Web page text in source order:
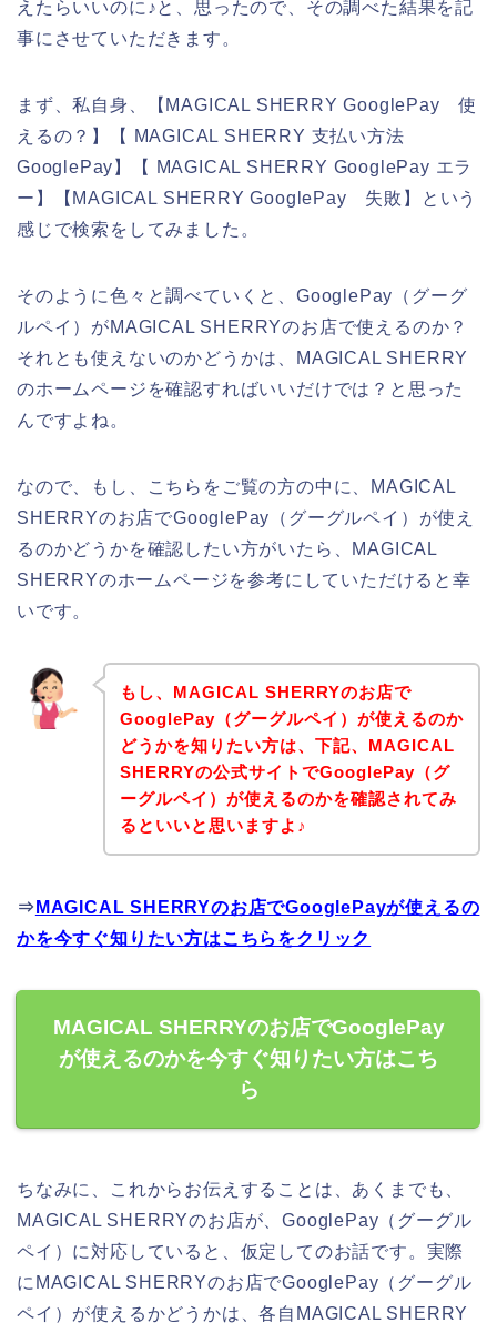
えたらいいのに♪と、思ったので、その調べた結果を記
事にさせていただきます。
まず、私自身、【MAGICAL SHERRY GooglePay 使
えるの？】【 MAGICAL SHERRY 支払い方法
GooglePay】【 MAGICAL SHERRY GooglePay エラ
ー】【MAGICAL SHERRY GooglePay 失敗】という
感じで検索をしてみました。
そのように色々と調べていくと、GooglePay（グーグ
ルペイ）がMAGICAL SHERRYのお店で使えるのか？
それとも使えないのかどうかは、MAGICAL SHERRY
のホームページを確認すればいいだけでは？と思った
んですよね。
なので、もし、こちらをご覧の方の中に、MAGICAL
SHERRYのお店でGooglePay（グーグルペイ）が使え
るのかどうかを確認したい方がいたら、MAGICAL
SHERRYのホームページを参考にしていただけると幸
いです。
もし、MAGICAL SHERRYのお店で
GooglePay（グーグルペイ）が使えるのか
どうかを知りたい方は、下記、MAGICAL
SHERRYの公式サイトでGooglePay（グ
ーグルペイ）が使えるのかを確認されてみ
るといいと思いますよ♪
⇒ MAGICAL SHERRYのお店でGooglePayが使えるの
かを今すぐ知りたい方はこちらをクリック
MAGICAL SHERRYのお店でGooglePay
が使えるのかを今すぐ知りたい方はこち
ら
ちなみに、これからお伝えすることは、あくまでも、
MAGICAL SHERRYのお店が、GooglePay（グーグル
ペイ）に対応していると、仮定してのお話です。実際
にMAGICAL SHERRYのお店でGooglePay（グーグル
ペイ）が使えるかどうかは、各自MAGICAL SHERRY